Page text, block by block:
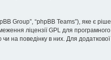
Group”, “phpBB Teams”), яке є
ліцензії GPL для
на поведінку в них. Для